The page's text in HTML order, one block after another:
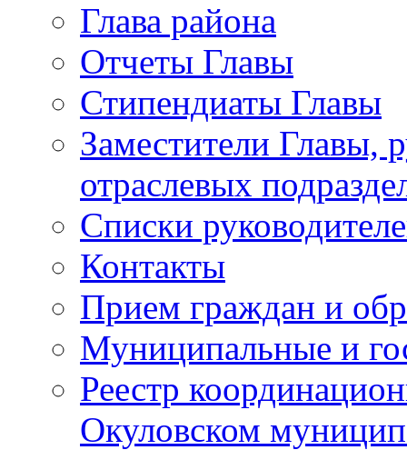
Глава района
Отчеты Главы
Стипендиаты Главы
Заместители Главы,
отраслевых
Списки
Контакты
Прием граждан и
Муниципальные и
Реестр
Окуловском